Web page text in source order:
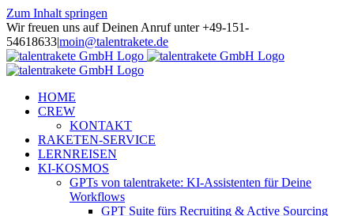
Zum Inhalt springen
Wir freuen uns auf Deinen Anruf unter +49-151-
54618633|moin@talentrakete.de
HOME
CREW
KONTAKT
RAKETEN-SERVICE
LERNREISEN
KI-KOSMOS
GPTs von talentrakete: KI-Assistenten für Deine
Workflows
GPT Suite fürs Recruiting & Active Sourcing